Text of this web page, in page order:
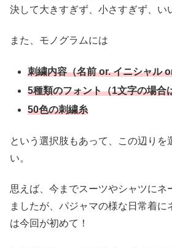
決して大きすぎず、小さすぎず、い
また、モノグラムには
刺繍内容（名前 or. イニシャル
5種類のフォント（1文字の場合
50色の刺繍糸
という選択肢もあって、この辺りを
い。
思えば、今までスーツやシャツにネ
ましたが、パジャマの様な日常着に
は今回が初めて！